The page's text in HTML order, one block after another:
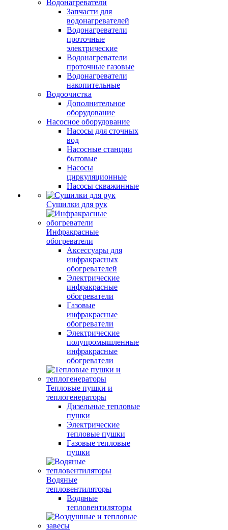
Водонагреватели
Запчасти для
водонагревателей
Водонагреватели
проточные
электрические
Водонагреватели
проточные газовые
Водонагреватели
накопительные
Водоочистка
Дополнительное
оборудование
Насосное оборудование
Насосы для сточных
вод
Насосные станции
бытовые
Насосы
циркуляционные
Насосы скважинные
Сушилки для рук
Инфракрасные
обогреватели
Аксессуары для
инфракрасных
обогревателей
Электрические
инфракрасные
обогреватели
Газовые
инфракрасные
обогреватели
Электрические
полупромышленные
инфракрасные
обогреватели
Тепловые пушки и
теплогенераторы
Дизельные тепловые
пушки
Электрические
тепловые пушки
Газовые тепловые
пушки
Водяные
тепловентиляторы
Водяные
тепловентиляторы